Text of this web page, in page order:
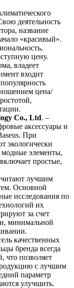
деятельность
название
«красивый».
цену.
владеет
входит
цена/
Co., Ltd. –
аксессуары и
При
экологически
модные элементы,
простые,
лучшим
Основной
исследования по
их
за счет
минимальной
качественных
бренда всегда
что позволяет
с лучшим
параметр
улучшить.